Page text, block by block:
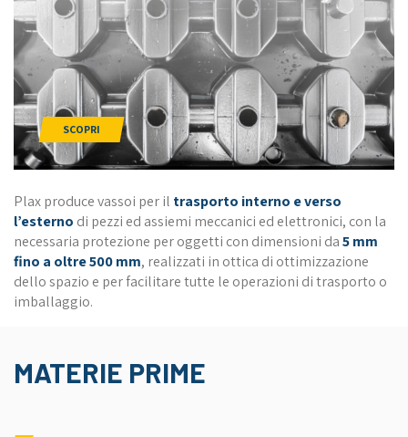
SCOPRI
Plax produce vassoi per il trasporto interno e verso
l’esterno di pezzi ed assiemi meccanici ed elettronici, con la
necessaria protezione per oggetti con dimensioni da5 mm
fino a oltre 500 mm, realizzati in ottica di ottimizzazione
dello spazio e per facilitare tutte le operazioni di trasporto o
imballaggio.
MATERIE PRIME